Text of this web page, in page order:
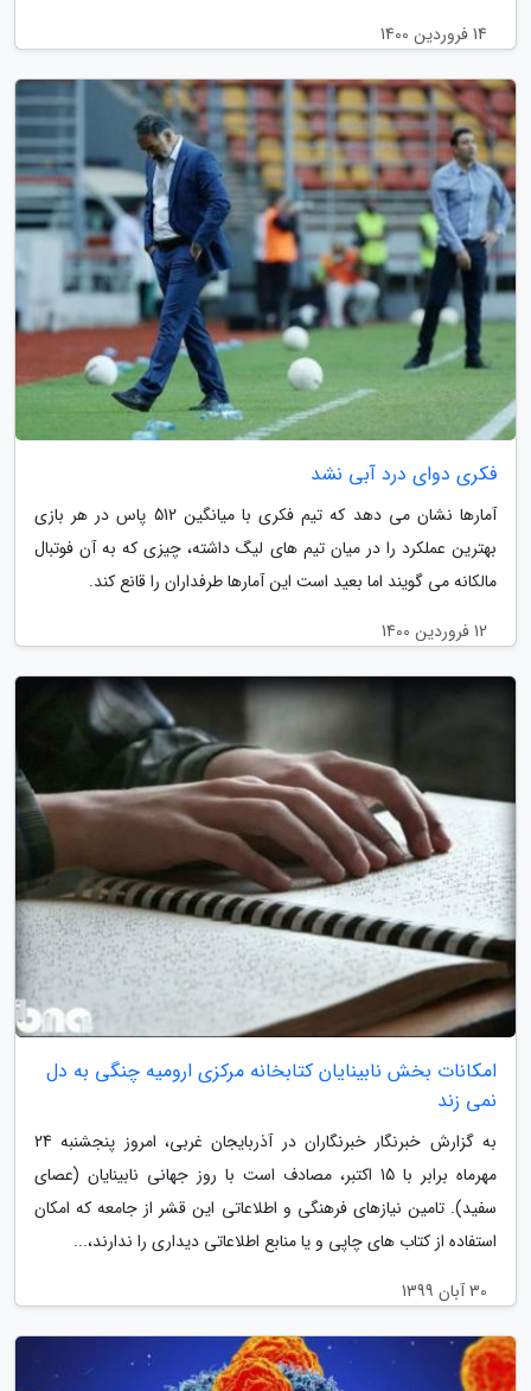
14 فروردین 1400
فکری دوای درد آبی نشد
آمارها نشان می دهد که تیم فکری با میانگین 512 پاس در هر بازی
بهترین عملکرد را در میان تیم های لیگ داشته، چیزی که به آن فوتبال
مالکانه می گویند اما بعید است این آمارها طرفداران را قانع کند.
12 فروردین 1400
امکانات بخش نابینایان کتابخانه مرکزی ارومیه چنگی به دل
نمی زند
به گزارش خبرنگار خبرنگاران در آذربایجان غربی، امروز پنجشنبه 24
مهرماه برابر با 15 اکتبر، مصادف است با روز جهانی نابینایان (عصای
سفید). تامین نیازهای فرهنگی و اطلاعاتی این قشر از جامعه که امکان
استفاده از کتاب های چاپی و یا منابع اطلاعاتی دیداری را ندارند،...
30 آبان 1399